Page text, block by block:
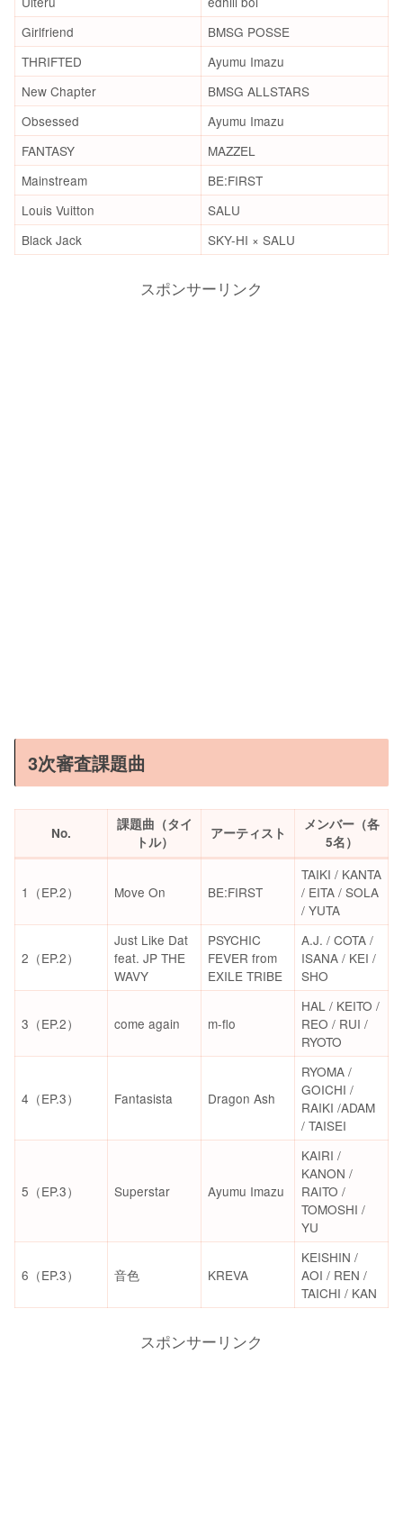
Girlfriend
BMSG POSSE
THRIFTED
Ayumu Imazu
New Chapter
BMSG ALLSTARS
Obsessed
Ayumu Imazu
FANTASY
MAZZEL
Mainstream
BE:FIRST
Louis Vuitton
SALU
Black Jack
SKY-HI × SALU
スポンサーリンク
3次審査課題曲
No.
課題曲（タイ
トル）
アーティスト
メンバー（各
5名）
1（EP.2） Move On BE:FIRST
TAIKI / KANTA
/ EITA / SOLA
/ YUTA
2（EP.2）
Just Like Dat
feat. JP THE
WAVY
PSYCHIC
FEVER from
EXILE TRIBE
A.J. / COTA /
ISANA / KEI /
SHO
3（EP.2） come again m-flo
HAL / KEITO /
REO / RUI /
RYOTO
4（EP.3） Fantasista Dragon Ash
RYOMA /
GOICHI /
RAIKI /ADAM
/ TAISEI
5（EP.3） Superstar Ayumu Imazu
KAIRI /
KANON /
RAITO /
TOMOSHI /
YU
6（EP.3） 音色 KREVA
KEISHIN /
AOI / REN /
TAICHI / KAN
スポンサーリンク